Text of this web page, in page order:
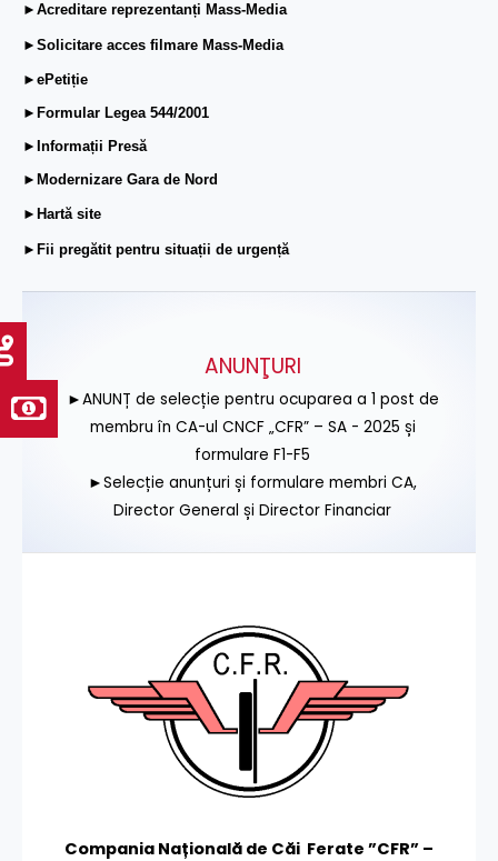
►Acreditare reprezentanți Mass-Media
►Solicitare acces filmare Mass-Media
►ePetiție
►Formular Legea 544/2001
►Informații Presă
►Modernizare Gara de Nord
►Hartă site
►Fii pregătit pentru situații de urgență
ANUNŢURI
►ANUNȚ de selecție pentru ocuparea a 1 post de
membru în CA-ul CNCF „CFR” – SA - 2025 și
formulare F1-F5
►Selecție anunțuri și formulare membri CA,
Director General și Director Financiar
Compania Națională de Căi Ferate ”CFR” –